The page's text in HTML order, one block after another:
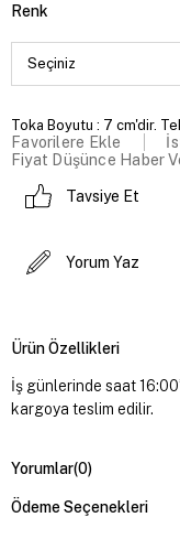
Renk
Toka Boyutu : 7 cm'dir.
Favorilere Ekle
Fiyat Düşünce Haber
Tavsiye Et
Yorum Yaz
Ürün Özellikleri
İş günlerinde saat
kargoya teslim edilir.
Yorumlar(0)
Ödeme Seçenekleri